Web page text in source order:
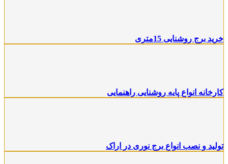
خرید برج روشنایی 15متری
کارخانه انواع پایه روشنایی راهنمایی
تولید و نصب انواع برج نوری در اراک